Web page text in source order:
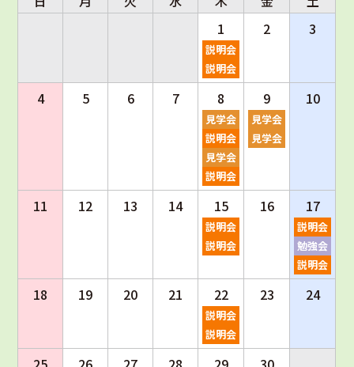
1
説明会
説明会
2 3
4 5 6 7 8
見学会
説明会
見学会
説明会
9
見学会
見学会
10
11 12 13 14 15
説明会
説明会
16 17
説明会
勉強会
説明会
18 19 20 21 22
説明会
説明会
23 24